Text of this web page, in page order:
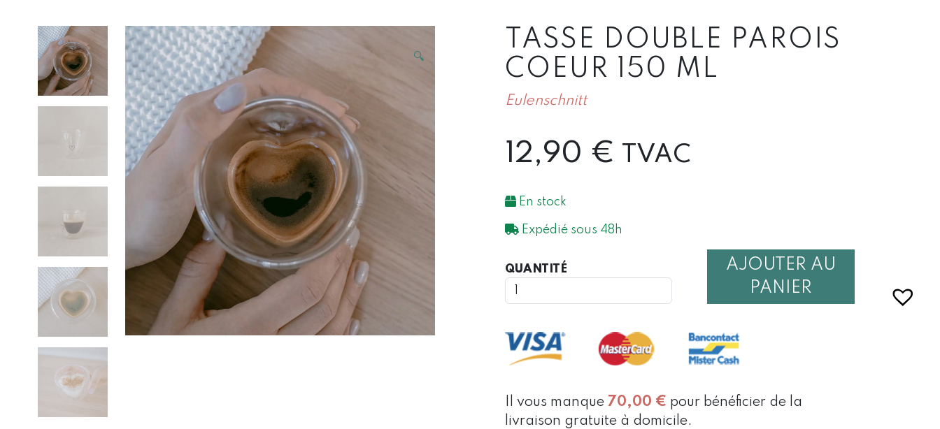
🔍
TASSE DOUBLE PAROIS
COEUR 150 ML
Eulenschnitt
12,90 € TVAC
En stock
Expédié sous 48h
QUANTITÉ
COEUR
AJOUTER AU
PANIER
Il vous manque 70,00 € pour bénéficier de la
livraison gratuite à domicile.